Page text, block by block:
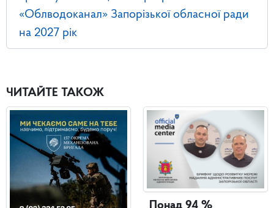
«Облводоканал» Запорізької обласної ради
на 2027 рік
ЧИТАЙТЕ ТАКОЖ